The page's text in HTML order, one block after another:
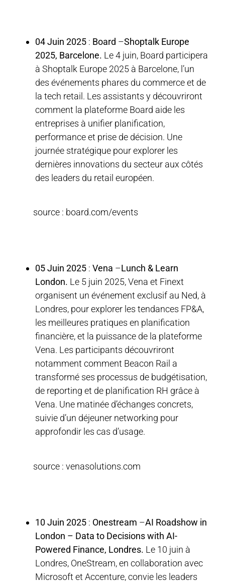
04 Juin 2025 : Board –Shoptalk Europe
2025, Barcelone. Le 4 juin, Board participera
à Shoptalk Europe 2025 à Barcelone, l’un
des événements phares du commerce et de
la tech retail. Les assistants y découvriront
comment la plateforme Board aide les
entreprises à unifier planification,
performance et prise de décision. Une
journée stratégique pour explorer les
dernières innovations du secteur aux côtés
des leaders du retail européen.
source : board.com/events
05 Juin 2025 : Vena –Lunch & Learn
London. Le 5 juin 2025, Vena et Finext
organisent un événement exclusif au Ned, à
Londres, pour explorer les tendances FP&A,
les meilleures pratiques en planification
financière, et la puissance de la plateforme
Vena. Les participants découvriront
notamment comment Beacon Rail a
transformé ses processus de budgétisation,
de reporting et de planification RH grâce à
Vena. Une matinée d’échanges concrets,
suivie d’un déjeuner networking pour
approfondir les cas d’usage.
source : venasolutions.com
10 Juin 2025 : Onestream –AI Roadshow in
London – Data to Decisions with AI-
Powered Finance, Londres. Le 10 juin à
Londres, OneStream, en collaboration avec
Microsoft et Accenture, convie les leaders